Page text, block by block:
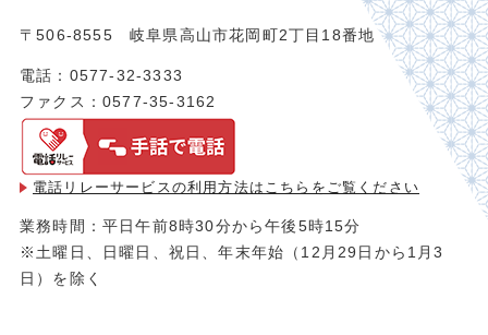
〒506-8555 岐阜県高山市花岡町2丁目18番地
電話：0577-32-3333
ファクス：0577-35-3162
電話リレーサービスの利用方法は こちらをご覧ください
業務時間：平日午前8時30分から午後5時15分
※土曜日、日曜日、祝日、年末年始（12月29日から1月3
日）を除く